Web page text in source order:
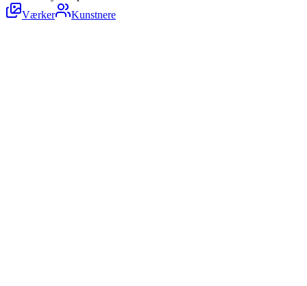
Værker
Kunstnere